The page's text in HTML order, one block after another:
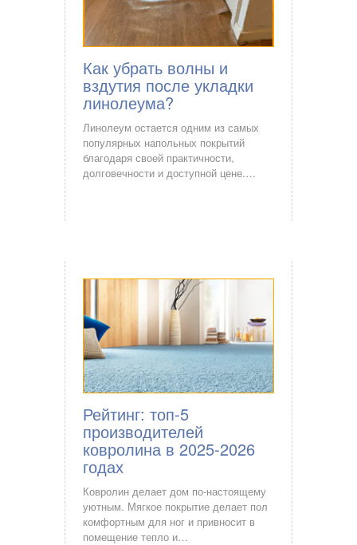
Как убрать волны и
вздутия после укладки
линолеума?
Линолеум остается одним из самых
популярных напольных покрытий
благодаря своей практичности,
долговечности и доступной цене.…
Рейтинг: топ-5
производителей
ковролина в 2025-2026
годах
Ковролин делает дом по-настоящему
уютным. Мягкое покрытие делает пол
комфортным для ног и привносит в
помещение тепло и…